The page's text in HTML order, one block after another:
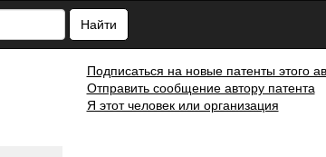
Найти
Подписаться на новые патенты этого
Отправить сообщение автору патента
Я этот человек или организация